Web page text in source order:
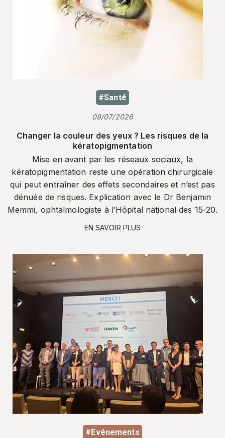
#Santé
09/07/2026
Changer la couleur des yeux ? Les risques de la
kératopigmentation
Mise en avant par les réseaux sociaux, la
kératopigmentation reste une opération chirurgicale
qui peut entraîner des effets secondaires et n’est pas
dénuée de risques. Explication avec le Dr Benjamin
Memmi, ophtalmologiste à l’Hôpital national des 15-20.
EN SAVOIR PLUS
#Evénements